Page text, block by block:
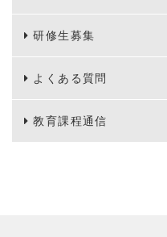
研修生募集
よくある質問
教育課程通信